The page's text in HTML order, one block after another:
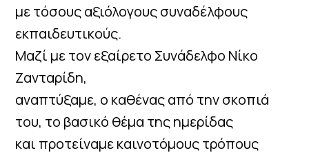
με τόσους αξιόλογους συναδέλφους
εκπαιδευτικούς.
Μαζί με τον εξαίρετο Συνάδελφο Νίκο
Ζανταρίδη,
αναπτύξαμε, ο καθένας από την σκοπιά
του, το βασικό θέμα της ημερίδας
και προτείναμε καινοτόμους τρόπους